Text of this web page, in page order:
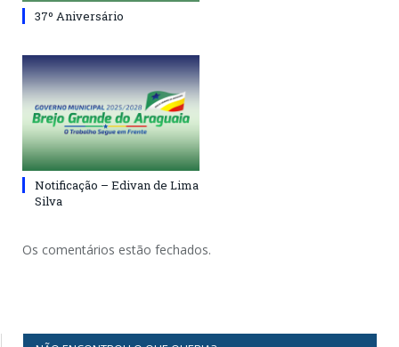
37º Aniversário
Notificação – Edivan de Lima
Silva
Os comentários estão fechados.